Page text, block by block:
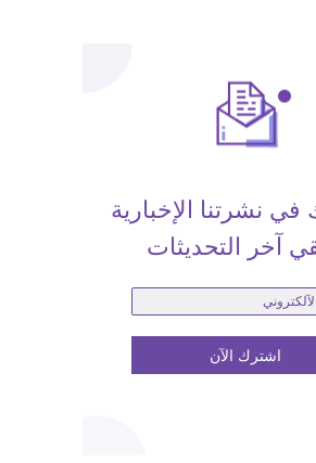
في نشرتنا الإخبارية
آخر التحديثات